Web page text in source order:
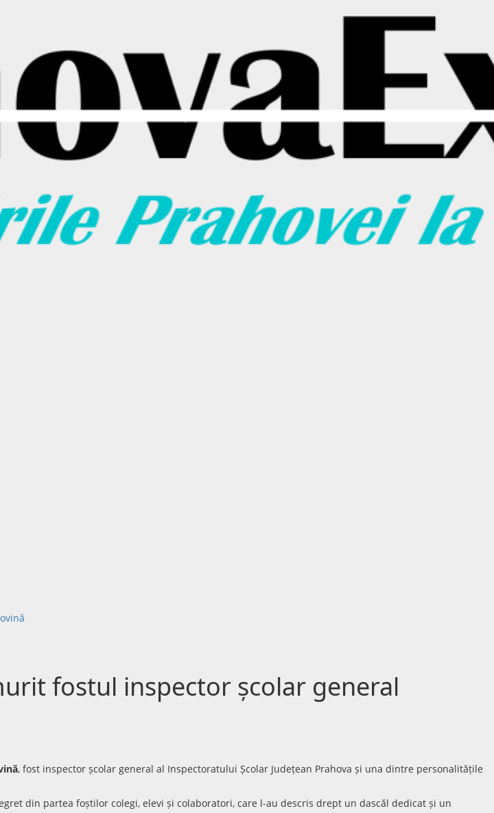
fostul inspector școlar general
, fost inspector școlar general al Inspectoratului Școlar Județean Prahova și una dintre personalitățile
din partea foștilor colegi, elevi și colaboratori, care l-au descris drept un dascăl dedicat și un